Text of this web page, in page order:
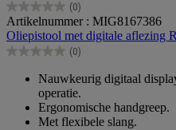
(0)
0.0
van
de
5
Artikelnummer : MIG8167386
Oliepistool met digitale aflezing
(0)
0.0
sterren.
Nauwkeurig digitaal
operatie.
Ergonomische handgreep.
Met flexibele slang.